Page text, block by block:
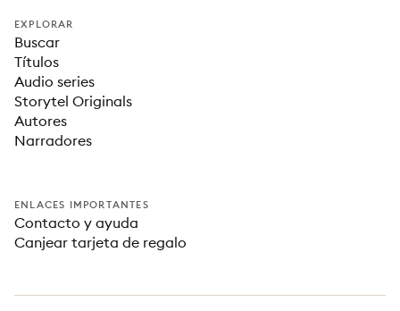
EXPLORAR
Buscar
Títulos
Audio series
Storytel Originals
Autores
Narradores
ENLACES IMPORTANTES
Contacto y ayuda
Canjear tarjeta de regalo